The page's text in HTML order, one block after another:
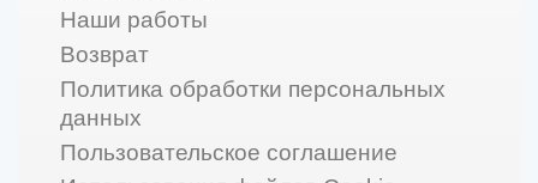
Наши работы
Возврат
Политика обработки персональных
данных
Пользовательское соглашение